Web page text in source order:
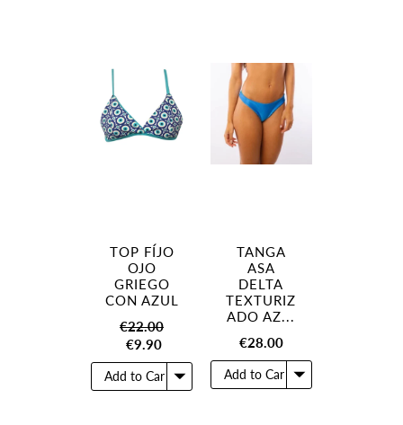
TOP FÍJO
OJO
GRIEGO
CON AZUL
€22.00
€9.90
TANGA
ASA
DELTA
TEXTURIZ
ADO AZ...
€28.00